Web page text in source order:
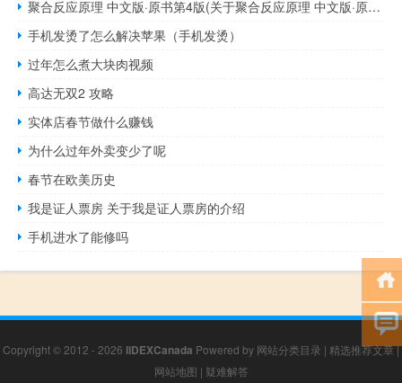
聚合反应原理 中文版·原书第4版(关于聚合反应原理 中文版·原书第4版简述)
手机发烫了怎么解决苹果（手机发烫）
过年怎么煮大块肉视频
高达无双2 攻略
实体店春节做什么赚钱
为什么过年外卖变少了呢
春节在欧美历史
我是证人票房 关于我是证人票房的介绍
手机进水了能修吗
Copyright © 2012 - 2026 IIDEXCanada Powered by 网站分类目录 | 精选推荐文章|
网站地图 | 疑难解答